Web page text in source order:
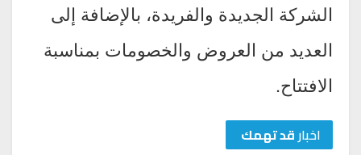
الشركة الجديدة والفريدة، بالإضافة إلى
العديد من العروض والخصومات بمناسبة
الافتتاح.
اخبارقد تهمك